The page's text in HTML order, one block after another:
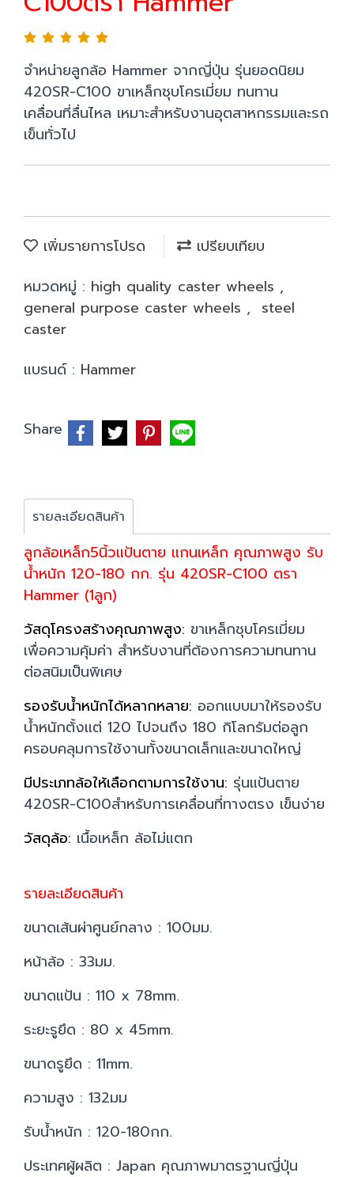
จำหน่ายลูกล้อ Hammer จากญี่ปุ่น รุ่นยอดนิยม
420SR-C100 ขาเหล็กชุบโครเมี่ยม ทนทาน
เคลื่อนที่ลื่นไหล เหมาะสำหรับงานอุตสาหกรรมและรถ
เข็นทั่วไป
เพิ่มรายการโปรด
เปรียบเทียบ
หมวดหมู่ : high quality caster wheels ,
general purpose caster wheels , steel
caster
แบรนด์ : Hammer
Share
รายละเอียดสินค้า
ลูกล้อเหล็ก5นิ้วแป้นตาย แกนเหล็ก คุณภาพสูง รับ
น้ำหนัก 120-180 กก. รุ่น 420SR-C100 ตรา
Hammer (1ลูก)
วัสดุโครงสร้างคุณภาพสูง: ขาเหล็กชุบโครเมี่ยม
เพื่อความคุ้มค่า สำหรับงานที่ต้องการความทนทาน
ต่อสนิมเป็นพิเศษ
รองรับน้ำหนักได้หลากหลาย: ออกแบบมาให้รองรับ
น้ำหนักตั้งแต่ 120 ไปจนถึง 180 กิโลกรัมต่อลูก
ครอบคลุมการใช้งานทั้งขนาดเล็กและขนาดใหญ่
มีประเภทล้อให้เลือกตามการใช้งาน: รุ่นแป้นตาย
420SR-C100สำหรับการเคลื่อนที่ทางตรง เข็นง่าย
วัสดุล้อ: เนื้อเหล็ก ล้อไม่แตก
รายละเอียดสินค้า
ขนาดเส้นผ่าศูนย์กลาง : 100มม.
หน้าล้อ : 33มม.
ขนาดแป้น : 110 x 78mm.
ระยะรูยึด : 80 x 45mm.
ขนาดรูยึด : 11mm.
ความสูง : 132มม
รับน้ำหนัก : 120-180กก.
ประเทศผู้ผลิต : Japan คุณภาพมาตรฐานญี่ปุ่น